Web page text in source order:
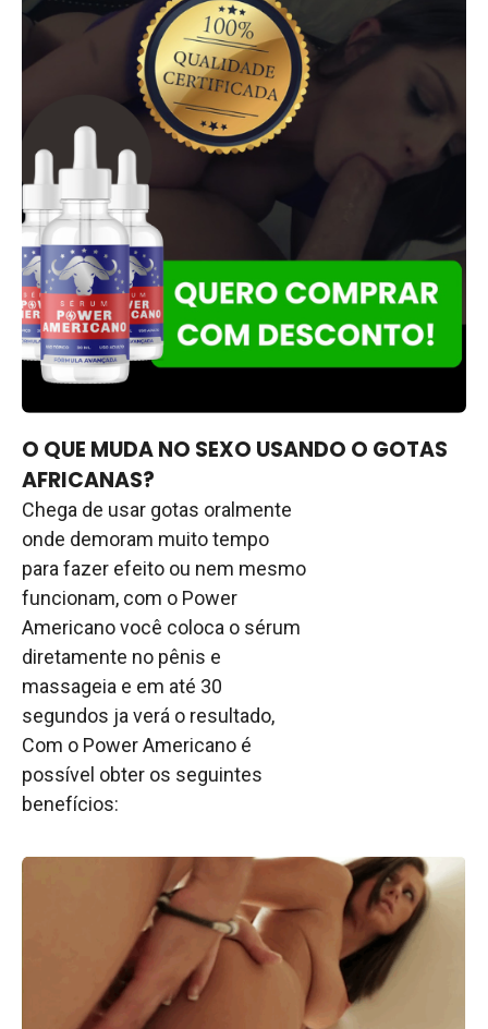
O QUE MUDA NO SEXO USANDO O GOTAS
AFRICANAS?
Chega de usar gotas oralmente
onde demoram muito tempo
para fazer efeito ou nem mesmo
funcionam, com o Power
Americano você coloca o sérum
diretamente no pênis e
massageia e em até 30
segundos ja verá o resultado,
Com o Power Americano é
possível obter os seguintes
benefícios: